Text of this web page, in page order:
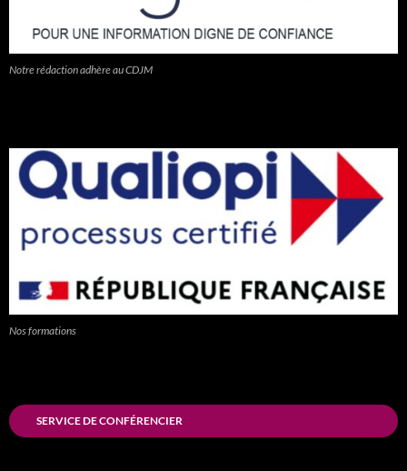
Notre rédaction adhère au CDJM
Nos formations
SERVICE DE CONFÉRENCIER